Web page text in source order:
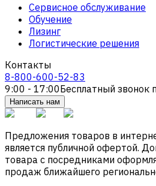
Сервисное обслуживание
Обучение
Лизинг
Логистические решения
Контакты
8-800-600-52-83
9:00 - 17:00Бесплатный звонок
Написать нам
Предложения товаров в
является публичной офертой.
товара с посредниками
продаж ближайшего